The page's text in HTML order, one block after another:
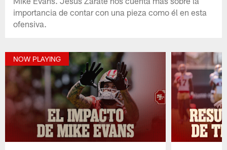
importancia de contar con una pieza como él en esta
ofensiva.
NOW PLAYING